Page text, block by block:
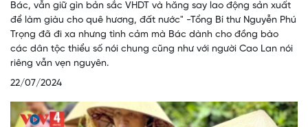
Bác, vẫn giữ gìn bản sắc VHDT và hăng say lao động sản xuất
để làm giàu cho quê hương, đất nước" -Tổng Bí thư Nguyễn Phú
Trọng đã đi xa nhưng tình cảm mà Bác dành cho đồng bào
các dân tộc thiểu số nói chung cũng như với người Cao Lan nói
riêng vẫn vẹn nguyên.
22/07/2024